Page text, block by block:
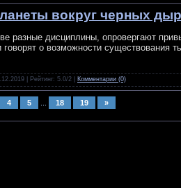
вокруг черных
разные дисциплины, опровергают
о возможности существования
| Рейтинг: 5.0/2 | Комментарии (0)
4 5 18 19 »